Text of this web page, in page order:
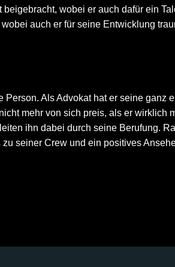
wobei er auch dafür ein
auch er für seine Entwicklung
Als Advokat hat er seine
mehr von sich preis, als er wirklich
ihn dabei durch seine Berufung.
seiner Crew und ein positives